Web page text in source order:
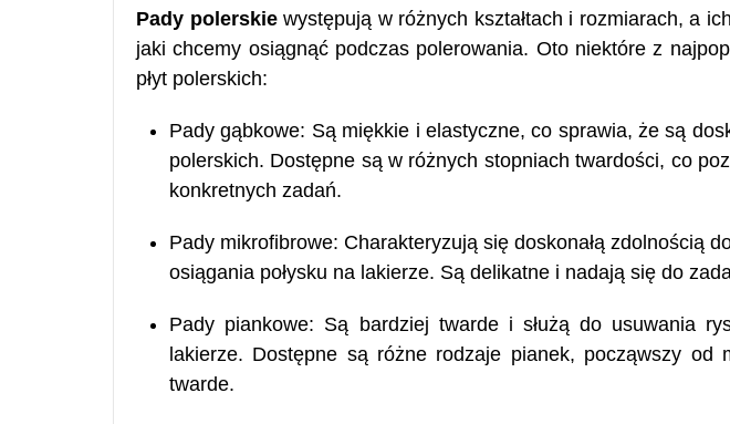
Pady polerskiewystępują w różnych kształtach i rozmiarach, a
jaki chcemy osiągnąć podczas polerowania. Oto niektóre z
płyt polerskich:
Pady gąbkowe: Są miękkie i elastyczne, co sprawia, że są
polerskich. Dostępne są w różnych stopniach twardości, co
konkretnych zadań.
Pady mikrofibrowe: Charakteryzują się doskonałą zdolnością
osiągania połysku na lakierze. Są delikatne i nadają się do
Pady piankowe: Są bardziej twarde i służą do usuwania
lakierze. Dostępne są różne rodzaje pianek, począwszy od
twarde.